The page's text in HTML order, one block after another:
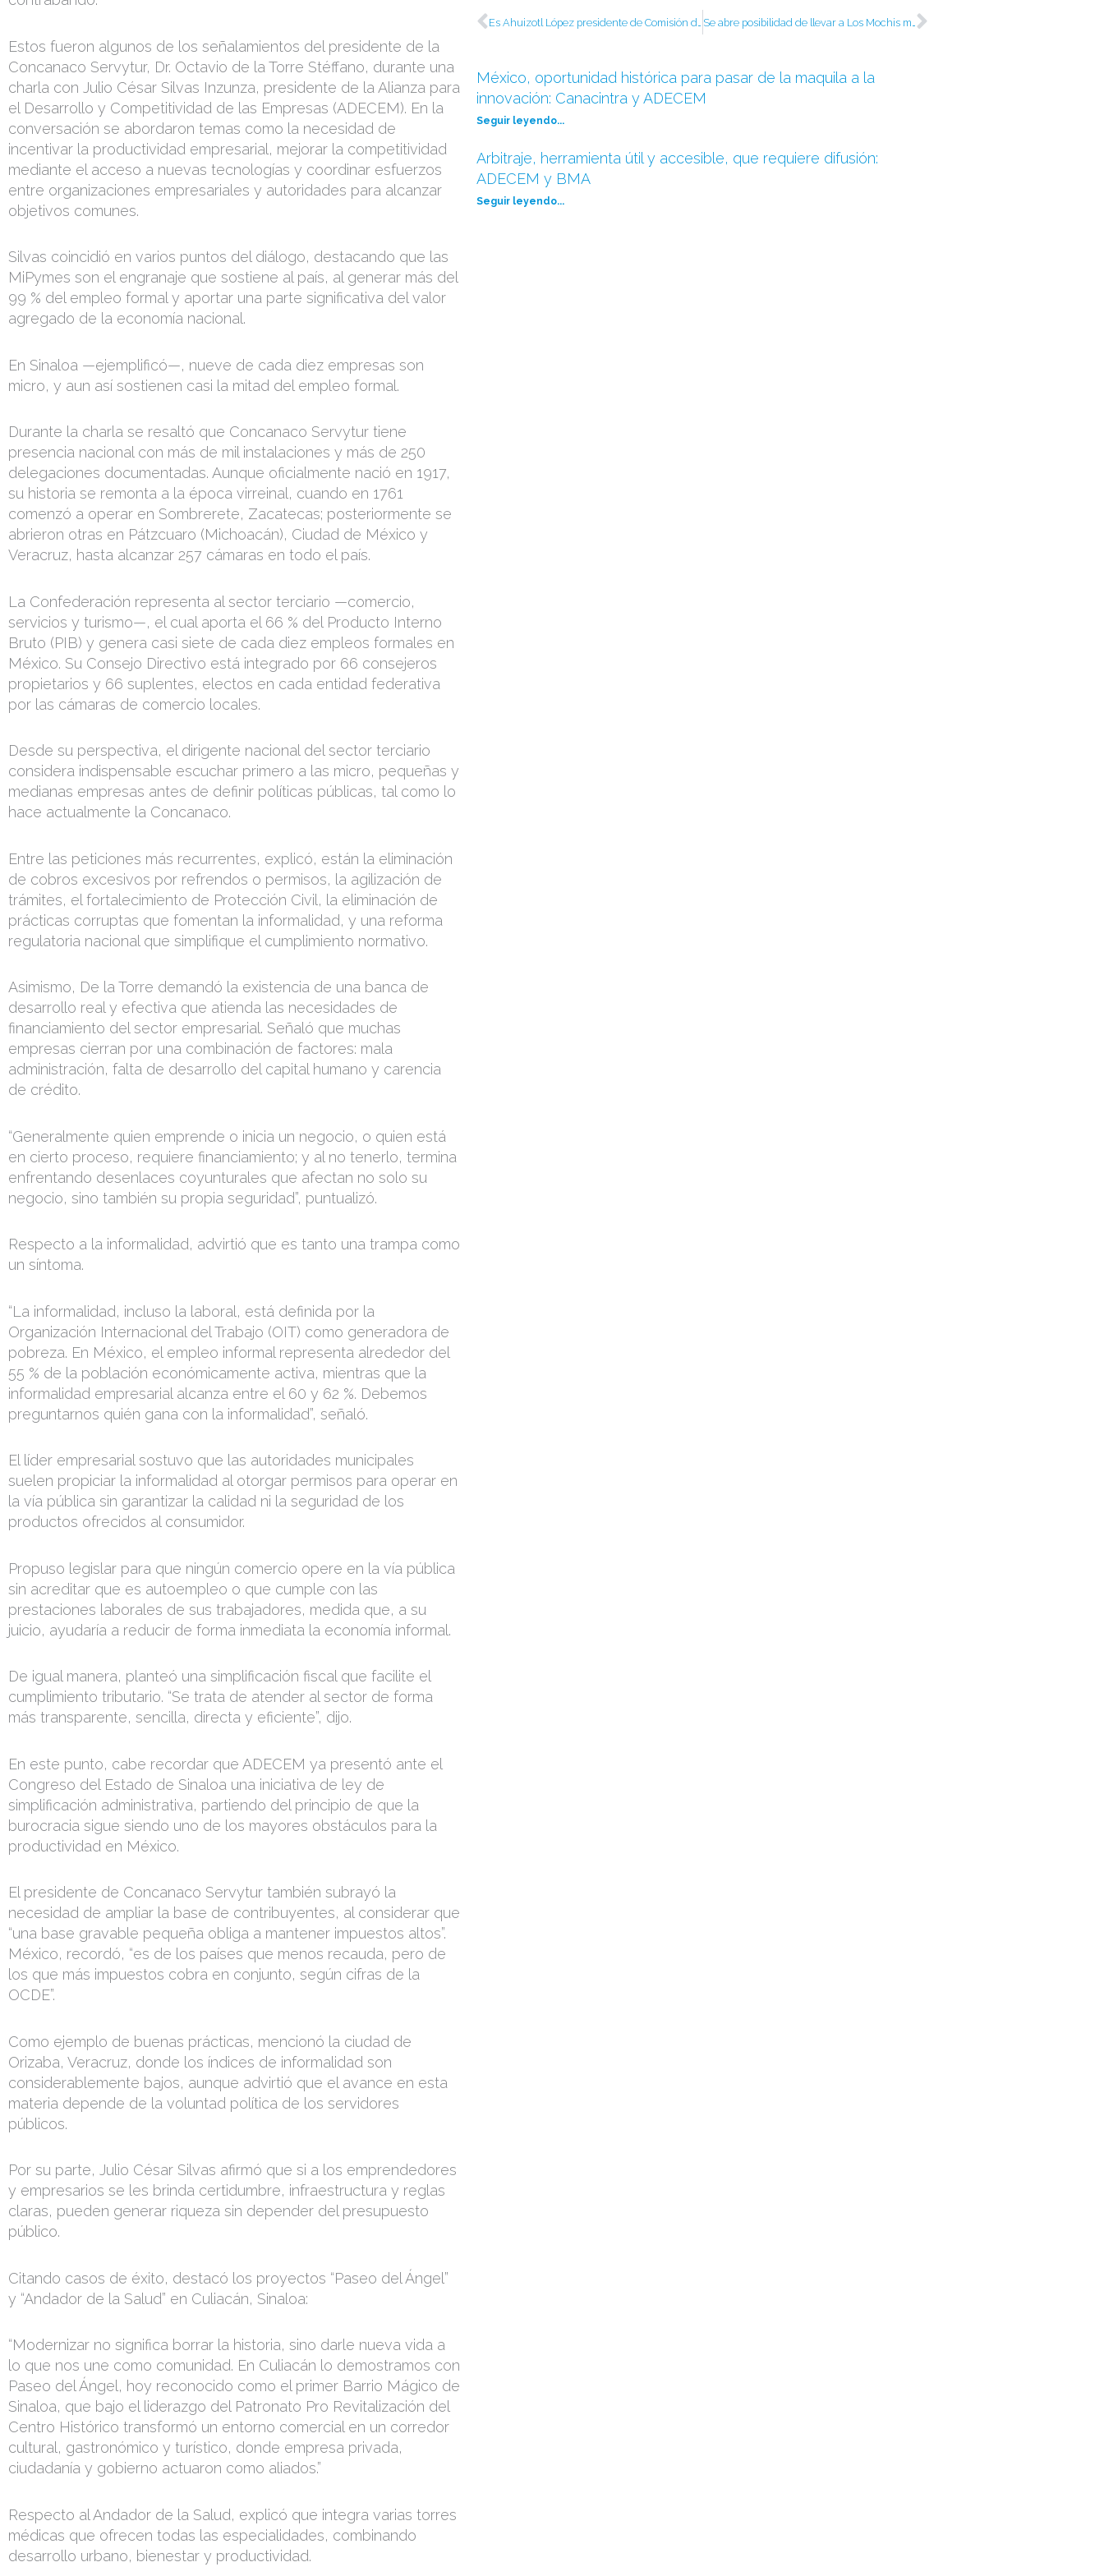
Estos fueron algunos de los señalamientos del presidente de la
Concanaco Servytur, Dr. Octavio de la Torre Stéffano, durante una
charla con Julio César Silvas Inzunza, presidente de la Alianza para
el Desarrollo y Competitividad de las Empresas (ADECEM). En la
conversación se abordaron temas como la necesidad de
incentivar la productividad empresarial, mejorar la competitividad
mediante el acceso a nuevas tecnologías y coordinar esfuerzos
entre organizaciones empresariales y autoridades para alcanzar
objetivos comunes.
Silvas coincidió en varios puntos del diálogo, destacando que las
MiPymes son el engranaje que sostiene al país, al generar más del
99 % del empleo formal y aportar una parte significativa del valor
agregado de la economía nacional.
En Sinaloa —ejemplificó—, nueve de cada diez empresas son
micro, y aun así sostienen casi la mitad del empleo formal.
Durante la charla se resaltó que Concanaco Servytur tiene
presencia nacional con más de mil instalaciones y más de 250
delegaciones documentadas. Aunque oficialmente nació en 1917,
su historia se remonta a la época virreinal, cuando en 1761
comenzó a operar en Sombrerete, Zacatecas; posteriormente se
abrieron otras en Pátzcuaro (Michoacán), Ciudad de México y
Veracruz, hasta alcanzar 257 cámaras en todo el país.
La Confederación representa al sector terciario —comercio,
servicios y turismo—, el cual aporta el 66 % del Producto Interno
Bruto (PIB) y genera casi siete de cada diez empleos formales en
México. Su Consejo Directivo está integrado por 66 consejeros
propietarios y 66 suplentes, electos en cada entidad federativa
por las cámaras de comercio locales.
Desde su perspectiva, el dirigente nacional del sector terciario
considera indispensable escuchar primero a las micro, pequeñas y
medianas empresas antes de definir políticas públicas, tal como lo
hace actualmente la Concanaco.
Entre las peticiones más recurrentes, explicó, están la eliminación
de cobros excesivos por refrendos o permisos, la agilización de
trámites, el fortalecimiento de Protección Civil, la eliminación de
prácticas corruptas que fomentan la informalidad, y una reforma
regulatoria nacional que simplifique el cumplimiento normativo.
Asimismo, De la Torre demandó la existencia de una banca de
desarrollo real y efectiva que atienda las necesidades de
financiamiento del sector empresarial. Señaló que muchas
empresas cierran por una combinación de factores: mala
administración, falta de desarrollo del capital humano y carencia
de crédito.
“Generalmente quien emprende o inicia un negocio, o quien está
en cierto proceso, requiere financiamiento; y al no tenerlo, termina
enfrentando desenlaces coyunturales que afectan no solo su
negocio, sino también su propia seguridad”, puntualizó.
Respecto a la informalidad, advirtió que es tanto una trampa como
un síntoma.
“La informalidad, incluso la laboral, está definida por la
Organización Internacional del Trabajo (OIT) como generadora de
pobreza. En México, el empleo informal representa alrededor del
55 % de la población económicamente activa, mientras que la
informalidad empresarial alcanza entre el 60 y 62 %. Debemos
preguntarnos quién gana con la informalidad”, señaló.
El líder empresarial sostuvo que las autoridades municipales
suelen propiciar la informalidad al otorgar permisos para operar en
la vía pública sin garantizar la calidad ni la seguridad de los
productos ofrecidos al consumidor.
Propuso legislar para que ningún comercio opere en la vía pública
sin acreditar que es autoempleo o que cumple con las
prestaciones laborales de sus trabajadores, medida que, a su
juicio, ayudaría a reducir de forma inmediata la economía informal.
De igual manera, planteó una simplificación fiscal que facilite el
cumplimiento tributario. “Se trata de atender al sector de forma
más transparente, sencilla, directa y eficiente”, dijo.
En este punto, cabe recordar que ADECEM ya presentó ante el
Congreso del Estado de Sinaloa una iniciativa de ley de
simplificación administrativa, partiendo del principio de que la
burocracia sigue siendo uno de los mayores obstáculos para la
productividad en México.
El presidente de Concanaco Servytur también subrayó la
necesidad de ampliar la base de contribuyentes, al considerar que
“una base gravable pequeña obliga a mantener impuestos altos”.
México, recordó, “es de los países que menos recauda, pero de
los que más impuestos cobra en conjunto, según cifras de la
OCDE”.
Como ejemplo de buenas prácticas, mencionó la ciudad de
Orizaba, Veracruz, donde los índices de informalidad son
considerablemente bajos, aunque advirtió que el avance en esta
materia depende de la voluntad política de los servidores
públicos.
Por su parte, Julio César Silvas afirmó que si a los emprendedores
y empresarios se les brinda certidumbre, infraestructura y reglas
claras, pueden generar riqueza sin depender del presupuesto
público.
Citando casos de éxito, destacó los proyectos “Paseo del Ángel”
y “Andador de la Salud” en Culiacán, Sinaloa:
“Modernizar no significa borrar la historia, sino darle nueva vida a
lo que nos une como comunidad. En Culiacán lo demostramos con
Paseo del Ángel, hoy reconocido como el primer Barrio Mágico de
Sinaloa, que bajo el liderazgo del Patronato Pro Revitalización del
Centro Histórico transformó un entorno comercial en un corredor
cultural, gastronómico y turístico, donde empresa privada,
ciudadanía y gobierno actuaron como aliados.”
Respecto al Andador de la Salud, explicó que integra varias torres
médicas que ofrecen todas las especialidades, combinando
desarrollo urbano, bienestar y productividad.
Ant Es Ahuizotl López presidente de Comisión de Relaciones Institucionales de ADECEM Se abre posibilidad de llevar a Los Mochis metodología de trabajo de “Paseo del Ángel” Siguiente
México, oportunidad histórica para pasar de la maquila a la
innovación: Canacintra y ADECEM
Seguir leyendo...
Arbitraje, herramienta útil y accesible, que requiere difusión:
ADECEM y BMA
Seguir leyendo...